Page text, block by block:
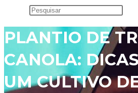
PLANTIO DE
CANOLA:
UM CULTIVO